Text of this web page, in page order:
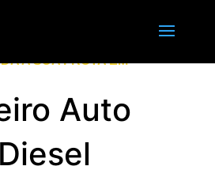
A SUA FROTA EM
Auto